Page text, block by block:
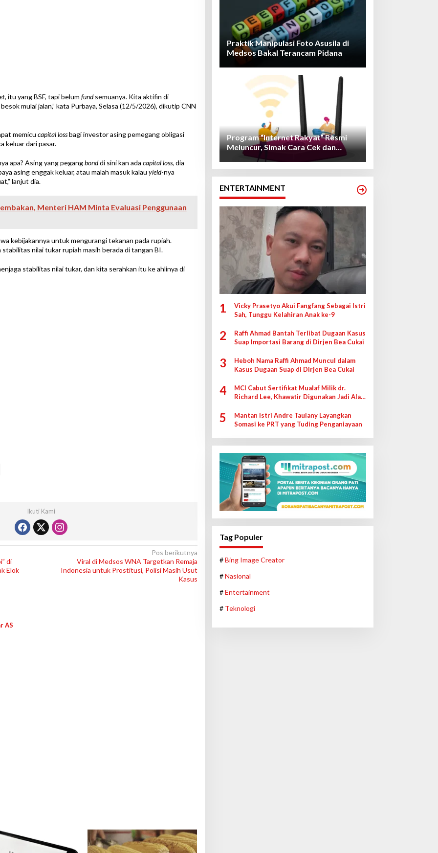
, itu yang BSF, tapi belum fundsemuanya. Kita aktifin di
mulai jalan,” kata Purbaya, Selasa (12/5/2026), dikutip CNN
memicu capital lossbagi investor asing pemegang obligasi
keluar dari pasar.
apa? Asing yang pegangbonddi sini kan ada capital loss, dia
asing enggak keluar, atau malah masuk kalau yield-nya
lanjut dia.
Menteri HAM Minta Evaluasi Penggunaan
kebijakannya untuk mengurangi tekanan pada rupiah.
nilai tukar rupiah masih berada di tangan BI.
stabilitas nilai tukar, dan kita serahkan itu ke ahlinya di
Ikuti Kami
di
Elok
Pos berikutnya
Viral di Medsos WNA Targetkan Remaja
Indonesia untuk Prostitusi, Polisi Masih Usut
Kasus
AS
Praktik Manipulasi Foto Asusila di
Medsos Bakal Terancam Pidana
Program “Internet Rakyat” Resmi
Meluncur, Simak Cara Cek dan
Daftarnya!
ENTERTAINMENT
1
Vicky Prasetyo Akui Fangfang Sebagai Istri
Sah, Tunggu Kelahiran Anak ke-9
2
Raffi Ahmad Bantah Terlibat Dugaan Kasus
Suap Importasi Barang di Dirjen Bea Cukai
3
Heboh Nama Raffi Ahmad Muncul dalam
Kasus Dugaan Suap di Dirjen Bea Cukai
4
MCI Cabut Sertifikat Mualaf Milik dr.
Richard Lee, Khawatir Digunakan Jadi Alat
5
Mantan Istri Andre Taulany Layangkan
Somasi ke PRT yang Tuding Penganiayaan
Tag Populer
#Bing Image Creator
#Nasional
#Entertainment
# Teknologi